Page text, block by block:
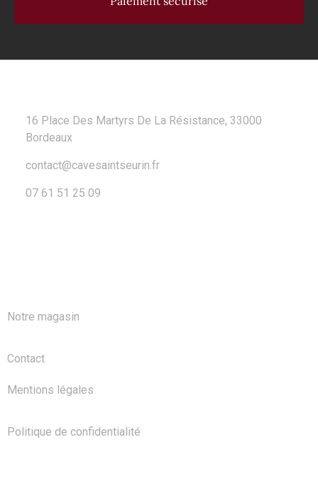
16 Place Des Martyrs De La Résistance, 33000
Bordeaux
contact@cavesaintseurin.fr
07 61 51 25 09
Notre magasin
Contact
Mentions légales
Politique de confidentialité